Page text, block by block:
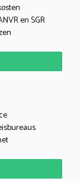
en SGR